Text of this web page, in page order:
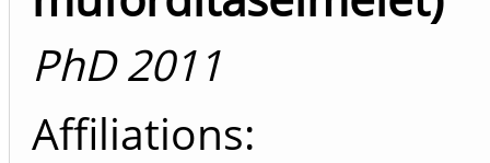
PhD 2011
Affiliations